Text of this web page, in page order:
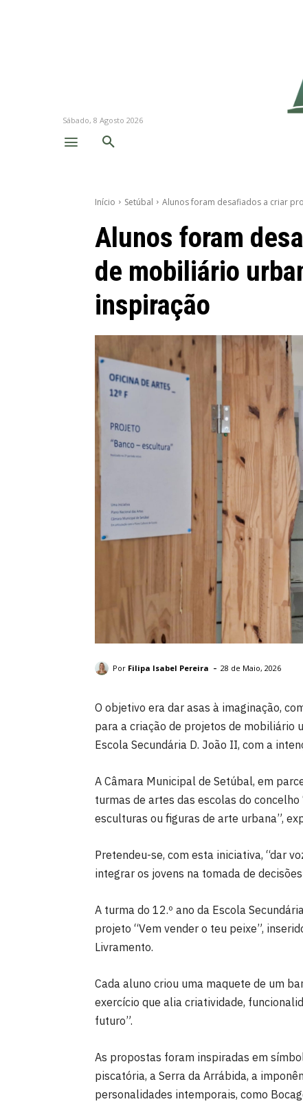
Sábado, 8 Agosto 2026
Início Setúbal Alunos foram desafiados a criar
Por Filipa Isabel Pereira - 28 de Maio, 2026
Alunos foram
de mobiliário
inspiração
O objetivo era dar asas à imaginação,
para a criação de projetos de mobiliário
Escola Secundária D. João II, com a
A Câmara Municipal de Setúbal, em
turmas de artes das escolas do
esculturas ou figuras de arte urbana”,
Pretendeu-se, com esta iniciativa, “dar
integrar os jovens na tomada de
A turma do 12.º ano da Escola
projeto “Vem vender o teu peixe”,
Livramento.
Cada aluno criou uma maquete de um
exercício que alia criatividade,
futuro”.
As propostas foram inspiradas em
piscatória, a Serra da Arrábida, a
personalidades intemporais, como